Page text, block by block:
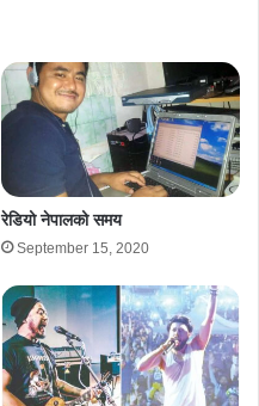
रेडियो नेपालको समय
September 15, 2020